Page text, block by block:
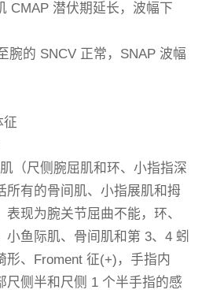
CMAP 潜伏期延长，波幅下
腕的 SNCV 正常，SNAP 波幅
征
（尺侧腕屈肌和环、小指指深
所有的骨间肌、小指展肌和拇
现为腕关节屈曲不能，环、
鱼际肌、骨间肌和第 3、4 蚓
形、Froment 征(+)，手指内
尺侧半和尺侧 1 个半手指的感